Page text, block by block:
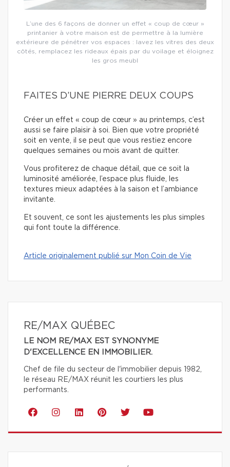
L’une des 6 façons de donner un effet « coup de cœur »
printanier à votre maison est de permettre à la lumière
extérieure de pénétrer vos espaces : lavez les vitres des deux
côtés, remplacez les rideaux épais par du voilage et éloignez
les gros meubl
FAITES D’UNE PIERRE DEUX COUPS
Créer un effet « coup de cœur » au printemps, c’est
aussi se faire plaisir à soi. Bien que votre propriété
soit en vente, il se peut que vous restiez encore
quelques semaines ou mois avant de quitter.
Vous profiterez de chaque détail, que ce soit la
luminosité améliorée, l’espace plus fluide, les
textures mieux adaptées à la saison et l’ambiance
invitante.
Et souvent, ce sont les ajustements les plus simples
qui font toute la différence.
Article originalement publié sur Mon Coin de Vie
RE/MAX QUÉBEC
LE NOM RE/MAX EST SYNONYME
D'EXCELLENCE EN IMMOBILIER.
Chef de file du secteur de l'immobilier depuis 1982,
le réseau RE/MAX réunit les courtiers les plus
performants.